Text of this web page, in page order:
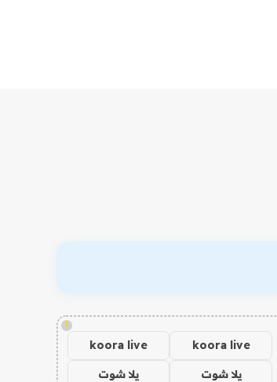
!
koora live
koora live
يلا شوت يلا شوت